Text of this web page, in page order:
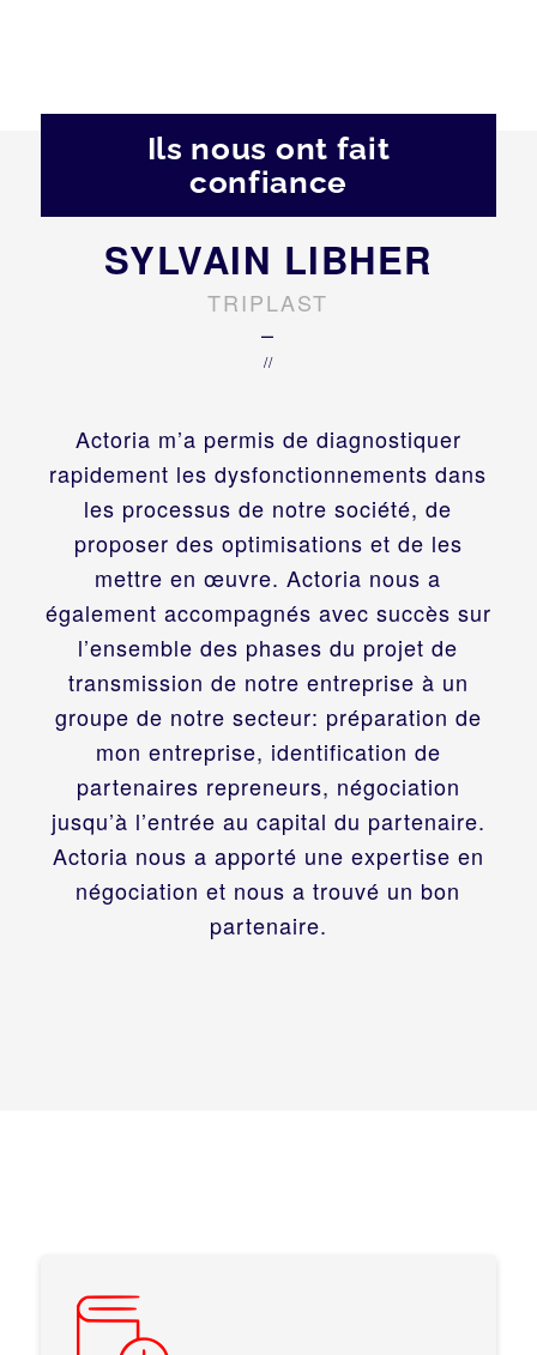
Ils nous ont fait
confiance
Actoria m’a permis de diagnostiquer
rapidement les dysfonctionnements dans
les processus de notre société, de
proposer des optimisations et de les
mettre en œuvre. Actoria nous a
également accompagnés avec succès sur
l’ensemble des phases du projet de
transmission de notre entreprise à un
groupe de notre secteur: préparation de
mon entreprise, identification de
partenaires repreneurs, négociation
jusqu’à l’entrée au capital du partenaire.
Actoria nous a apporté une expertise en
négociation et nous a trouvé un bon
partenaire.
SYLVAIN LIBHER
TRIPLAST
–
//